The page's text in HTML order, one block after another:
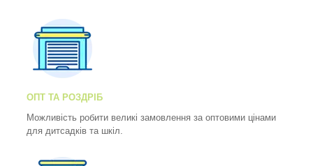
ОПТ ТА РОЗДРІБ
Можливість робити великі замовлення за оптовими цінами
для дитсадків та шкіл.